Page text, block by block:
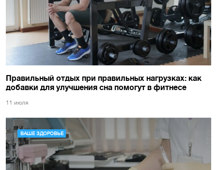
Правильный отдых при правильных нагрузках: как
добавки для улучшения сна помогут в фитнесе
11 июля
ВАШЕ ЗДОРОВЬЕ